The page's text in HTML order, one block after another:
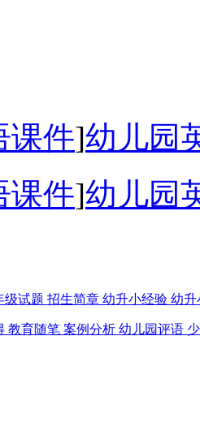
课件]幼儿园
课件]幼儿园
级试题 招生简章 幼升小经验 幼升
教育随笔 案例分析 幼儿园评语